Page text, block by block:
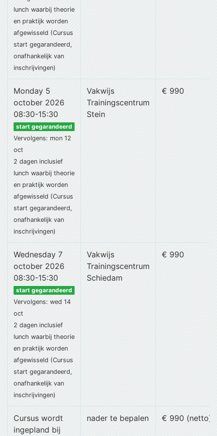
lunch waarbij theorie
en praktijk worden
afgewisseld (Cursus
start gegarandeerd,
onafhankelijk van
inschrijvingen)
Monday 5
october 2026
08:30-15:30
start gegarandeerd
Vervolgens: mon 12
oct
2 dagen inclusief
lunch waarbij theorie
en praktijk worden
afgewisseld (Cursus
start gegarandeerd,
onafhankelijk van
inschrijvingen)
Vakwijs
Trainingscentrum
Stein
€ 990
Wednesday 7
october 2026
08:30-15:30
start gegarandeerd
Vervolgens: wed 14
oct
2 dagen inclusief
lunch waarbij theorie
en praktijk worden
afgewisseld (Cursus
start gegarandeerd,
onafhankelijk van
inschrijvingen)
Vakwijs
Trainingscentrum
Schiedam
€ 990
Cursus wordt
ingepland bij
nader te bepalen € 990 (netto)